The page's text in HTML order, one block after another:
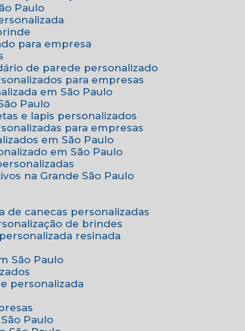
Paulo
para empresa
de parede personalizado
para empresas
em São Paulo
Paulo
e lapis personalizados
para empresas
em São Paulo
em São Paulo
na Grande São Paulo
de canecas personalizadas
de brindes
personalizada resinada
São Paulo
personalizada
Paulo